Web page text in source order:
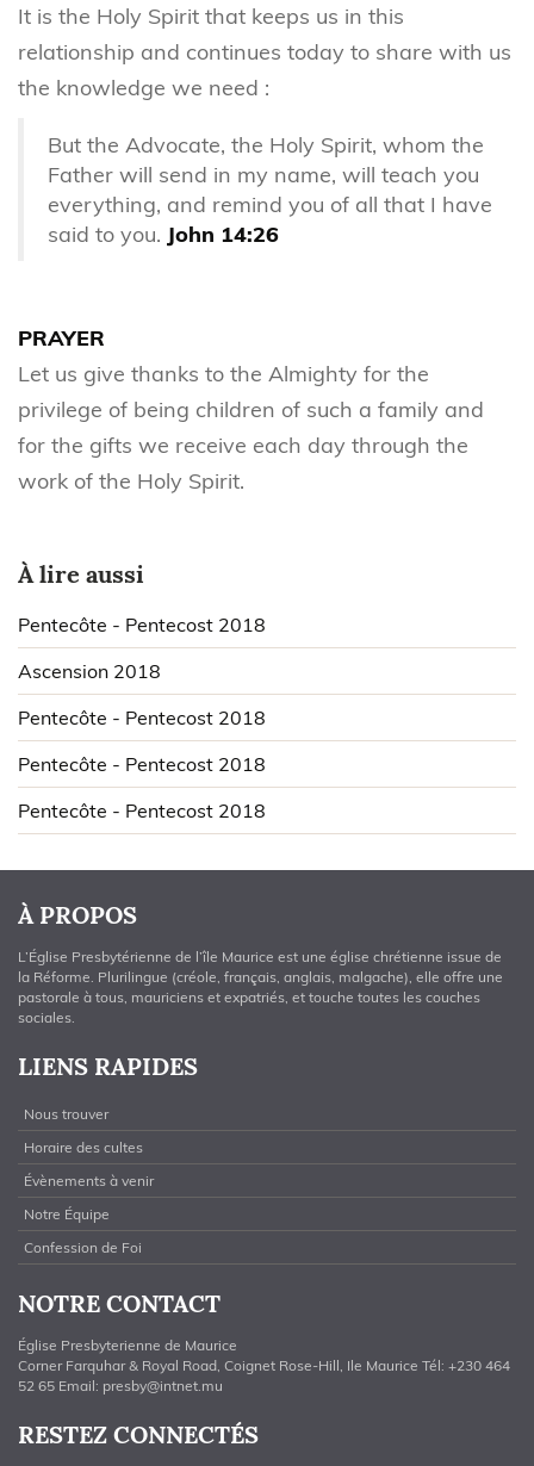
It is the Holy Spirit that keeps us in this
relationship and continues today to share with us
the knowledge we need :
But the Advocate, the Holy Spirit, whom the
Father will send in my name, will teach you
everything, and remind you of all that I have
said to you. John 14:26
PRAYER
Let us give thanks to the Almighty for the
privilege of being children of such a family and
for the gifts we receive each day through the
work of the Holy Spirit.
À lire aussi
Pentecôte - Pentecost 2018
Ascension 2018
Pentecôte - Pentecost 2018
Pentecôte - Pentecost 2018
Pentecôte - Pentecost 2018
À PROPOS
L’Église Presbytérienne de l’île Maurice est une église chrétienne issue de
la Réforme. Plurilingue (créole, français, anglais, malgache), elle offre une
pastorale à tous, mauriciens et expatriés, et touche toutes les couches
sociales.
LIENS RAPIDES
Nous trouver
Horaire des cultes
Évènements à venir
Notre Équipe
Confession de Foi
NOTRE CONTACT
Église Presbyterienne de Maurice
Corner Farquhar & Royal Road, Coignet Rose-Hill, Ile Maurice Tél: +230 464
52 65 Email: presby@intnet.mu
RESTEZ CONNECTÉS